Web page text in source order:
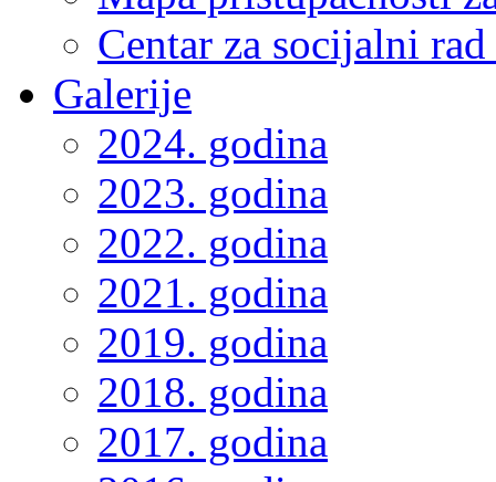
Centar za socijalni
Galerije
2024. godina
2023. godina
2022. godina
2021. godina
2019. godina
2018. godina
2017. godina